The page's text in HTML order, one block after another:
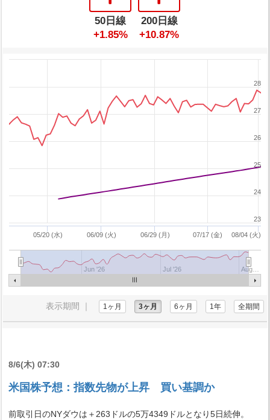
50日線
+1.85%
200日線
+10.87%
05/20 (水) 06/09 (火) 06/29 (月) 07/17 (金) 08/04 (火)
Jun '26 Jul '26 Aug…
23
24
25
26
27
28
表示期間 ｜ 1ヶ月 3ヶ月 6ヶ月 1年 全期間
8/6(木) 07:30
米国株予想：指数先物が上昇 買い基調か
前取引日のNYダウは＋263ドルの5万4349ドルとなり5日続伸。